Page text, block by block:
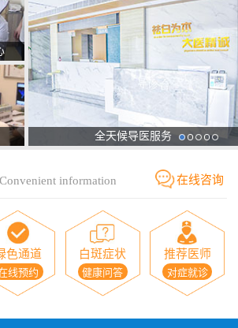
全天候导医服务
Convenient information 在线咨询
色通道
线预约
白斑症状
健康问答
推荐医师
对症就诊